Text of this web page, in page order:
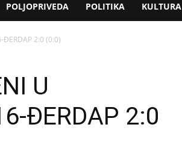
POLJOPRIVEDA POLITIKA KULTURA
ĐERDAP 2:0 (0:0)
U
ĐERDAP 2:0